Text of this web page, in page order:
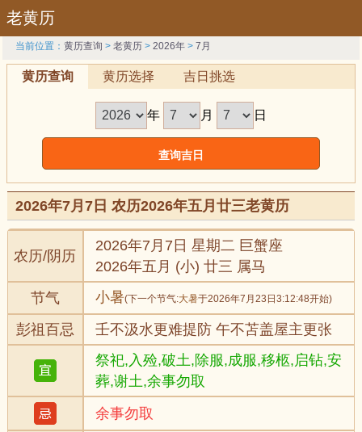
老黄历
当前位置：黄历查询 >老黄历 >2026年 >7月
黄历查询 黄历选择 吉日挑选
年 月 日
2026年7月7日 农历2026年五月廿三老黄历
农历/阴历
2026年7月7日 星期二 巨蟹座
2026年五月 (小) 廿三 属马
节气
小暑(下一个节气:大暑于2026年7月23日3:12:48开始)
彭祖百忌
壬不汲水更难提防 午不苫盖屋主更张
祭祀,入殓,破土,除服,成服,移柩,启钻,安
葬,谢土,余事勿取
余事勿取